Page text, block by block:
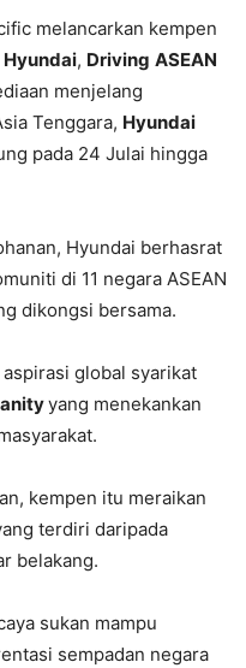
melancarkan kempen
Hyundai, Driving ASEAN
menjelang
Tenggara, Hyundai
pada 24 Julai hingga
Hyundai berhasrat
di 11 negara ASEAN
dikongsi bersama.
global syarikat
yang menekankan
kempen itu meraikan
terdiri daripada
belakang.
sukan mampu
sempadan negara